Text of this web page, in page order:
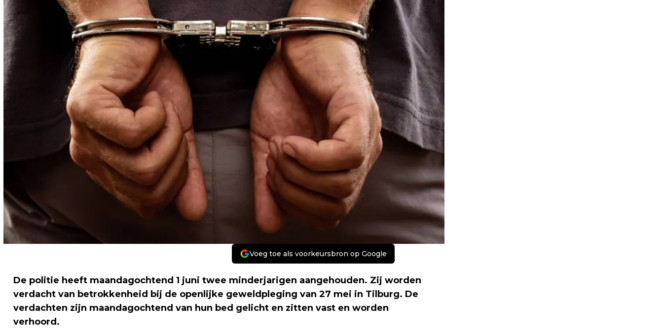
Voeg toe als voorkeursbron op Google
De politie heeft maandagochtend 1 juni twee minderjarigen aangehouden. Zij worden
verdacht van betrokkenheid bij de openlijke geweldpleging van 27 mei in Tilburg. De
verdachten zijn maandagochtend van hun bed gelicht en zitten vast en worden
verhoord.